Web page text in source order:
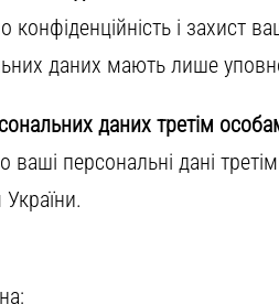
і захист
даних мають лише
даних третім
персональні дані